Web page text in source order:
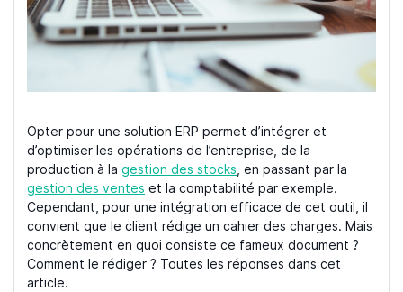
Opter pour une solution ERP permet d’intégrer et
d’optimiser les opérations de l’entreprise, de la
production à la gestion des stocks, en passant par la
gestion des ventes et la comptabilité par exemple.
Cependant, pour une intégration efficace de cet outil, il
convient que le client rédige un cahier des charges. Mais
concrètement en quoi consiste ce fameux document ?
Comment le rédiger ? Toutes les réponses dans cet
article.